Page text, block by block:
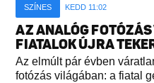
SZÍNES KEDD 11:02
AZ ANALÓG
FIATALOK ÚJRA
Az elmúlt pár évben
fotózás világában: a fiatal